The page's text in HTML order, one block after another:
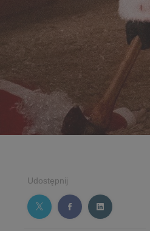
Udostępnij